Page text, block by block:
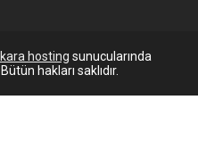
hosting sunucularında
hakları saklıdır.